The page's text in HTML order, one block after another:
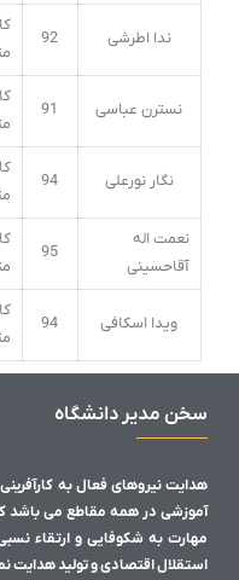
ندا اطرشی 92
نسترن عباسی 91
نگار نورعلی 94
نعمت اله
آقاحسینی
95
ویدا اسکافی 94
سخن مدیر دانشگاه
هدایت نیروهای فعال به
آموزشی در همه مقاطع می باشد که
مهارت به شکوفایی و ارتقاء
استقلال اقتصادی و تولید هدایت